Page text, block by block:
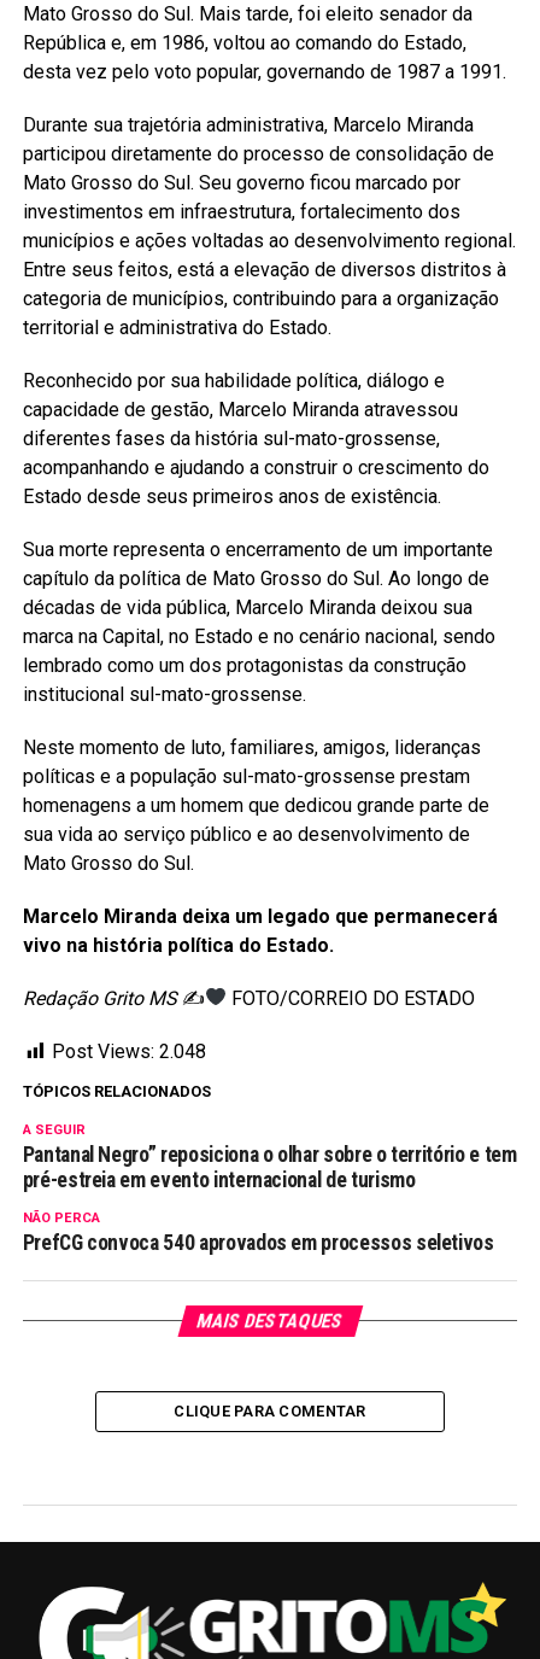
Mato Grosso do Sul. Mais tarde, foi eleito senador da
República e, em 1986, voltou ao comando do Estado,
desta vez pelo voto popular, governando de 1987 a 1991.
Durante sua trajetória administrativa, Marcelo Miranda
participou diretamente do processo de consolidação de
Mato Grosso do Sul. Seu governo ficou marcado por
investimentos em infraestrutura, fortalecimento dos
municípios e ações voltadas ao desenvolvimento regional.
Entre seus feitos, está a elevação de diversos distritos à
categoria de municípios, contribuindo para a organização
territorial e administrativa do Estado.
Reconhecido por sua habilidade política, diálogo e
capacidade de gestão, Marcelo Miranda atravessou
diferentes fases da história sul-mato-grossense,
acompanhando e ajudando a construir o crescimento do
Estado desde seus primeiros anos de existência.
Sua morte representa o encerramento de um importante
capítulo da política de Mato Grosso do Sul. Ao longo de
décadas de vida pública, Marcelo Miranda deixou sua
marca na Capital, no Estado e no cenário nacional, sendo
lembrado como um dos protagonistas da construção
institucional sul-mato-grossense.
Neste momento de luto, familiares, amigos, lideranças
políticas e a população sul-mato-grossense prestam
homenagens a um homem que dedicou grande parte de
sua vida ao serviço público e ao desenvolvimento de
Mato Grosso do Sul.
Marcelo Miranda deixa um legado que permanecerá
vivo na história política do Estado.
Redação Grito MS✍ FOTO/CORREIO DO ESTADO
Post Views: 2.048
TÓPICOS RELACIONADOS
A SEGUIR
Pantanal Negro” reposiciona o olhar sobre o território e tem
pré-estreia em evento internacional de turismo
NÃO PERCA
PrefCG convoca 540 aprovados em processos seletivos
MAIS DESTAQUES
CLIQUE PARA COMENTAR